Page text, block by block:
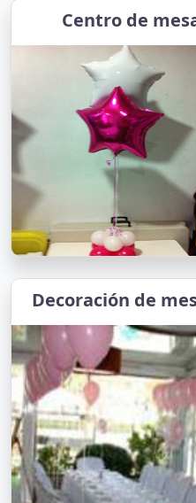
Centro de
Decoración de